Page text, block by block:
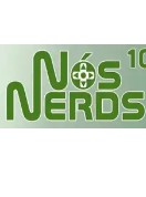
para
conteúdo